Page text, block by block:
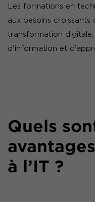
Les formations en
aux besoins croissants
transformation
d'information et
Quels
à l’IT ?